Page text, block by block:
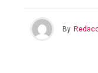
By